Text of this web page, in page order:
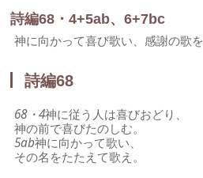
詩編68・4+5ab、6+7bc
神に向かって喜び歌い、感謝の歌を
詩編68
68・4神に従う人は喜びおどり、
神の前で喜びたのしむ。
5ab神に向かって歌い、
その名をたたえて歌え。